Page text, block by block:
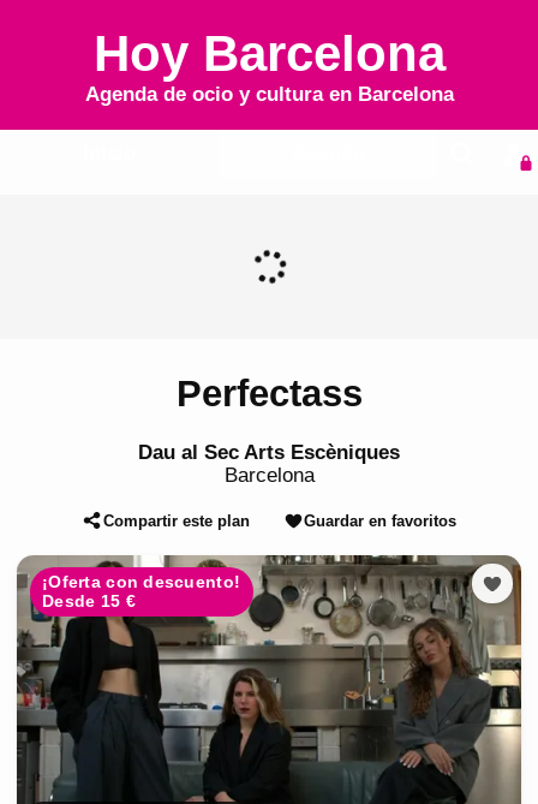
Hoy Barcelona
Agenda de ocio y cultura en Barcelona
Perfectass
Dau al Sec Arts Escèniques
Barcelona
Compartir este plan Guardar en favoritos
¡Oferta con descuento!
Desde 15 €